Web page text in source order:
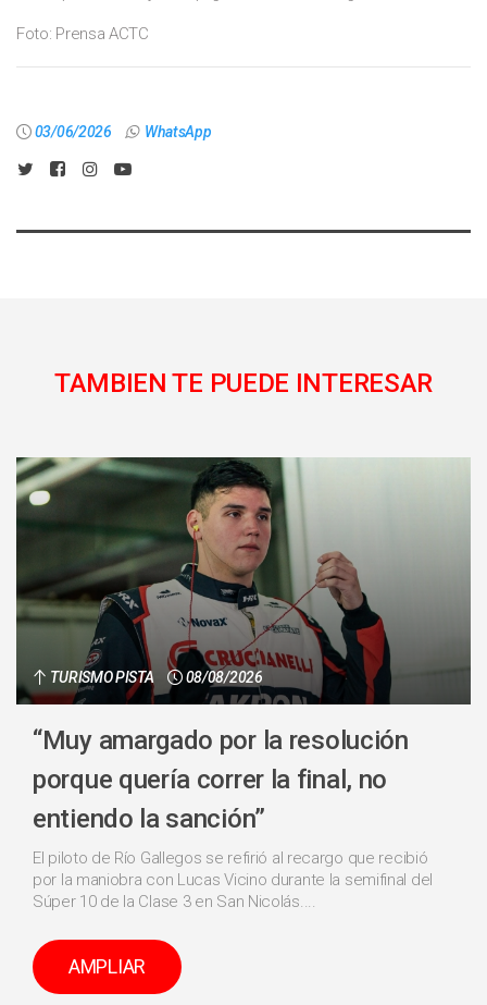
Foto: Prensa ACTC
03/06/2026 WhatsApp
TAMBIEN TE PUEDE INTERESAR
TURISMO PISTA 08/08/2026
“Muy amargado por la resolución
porque quería correr la final, no
entiendo la sanción”
El piloto de Río Gallegos se refirió al recargo que recibió
por la maniobra con Lucas Vicino durante la semifinal del
Súper 10 de la Clase 3 en San Nicolás....
AMPLIAR